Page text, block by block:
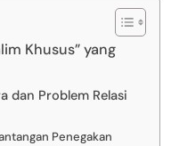
Khusus” yang
dan Problem Relasi
Penegakan